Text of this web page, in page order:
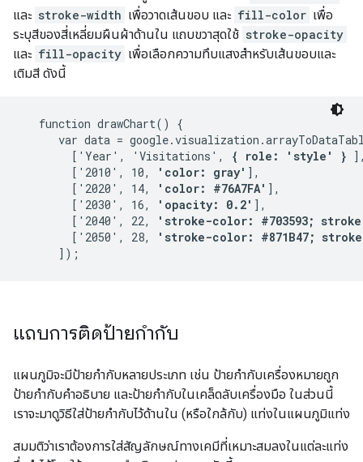
และ stroke-width เพื่อวาดเส้นขอบ และ fill-color เพื่อ
ระบุสีของสี่เหลี่ยมผืนผ้าด้านใน แถบขวาสุดใช้ stroke-opacity
และ fill-opacity เพื่อเลือกความทึบแสงสำหรับเส้นขอบและ
เติมสี ดังนี้
   function drawChart() {
var data =
        ['Year', 'Visitations',
{ role: 'style' }
        ['2010', 10,
'color: gray' ],
        ['2020', 14,
'color: #76A7FA' ],
        ['2030', 16,
'opacity: 0.2' ],
        ['2040', 22,
'stroke-color: #703593;
        ['2050', 28,
'stroke-color: #871B47;
แถบการติดป้ายกำกับ
แผนภูมิจะมีป้ายกำกับหลายประเภท เช่น ป้ายกำกับเครื่องหมายถูก
ป้ายกำกับคำอธิบาย และป้ายกำกับในเคล็ดลับเครื่องมือ ในส่วนนี้
เราจะมาดูวิธีใส่ป้ายกำกับไว้ด้านใน (หรือใกล้กับ) แท่งในแผนภูมิแท่ง
สมมติว่าเราต้องการใส่สัญลักษณ์ทางเคมีที่เหมาะสมลงในแต่ละแท่ง